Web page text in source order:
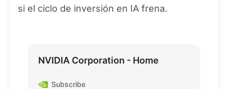
si el ciclo de inversión en IA frena.
NVIDIA Corporation - Home
Subscribe